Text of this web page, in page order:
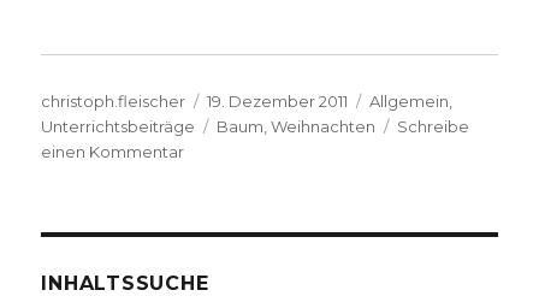
Autor
christoph.fleischer
Veröffentlicht
am
19. Dezember 2011 Kategorien
Allgemein
Unterrichtsbeiträge
Schlagwörter
Baum ,Weihnachten
Schreibe
einen Kommentarzu
entschieden“
INHALTSSUCHE